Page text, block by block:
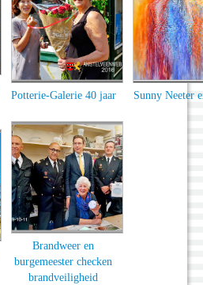
Potterie-Galerie 40 jaar Sunny Neeter
Brandweer en
burgemeester checken
brandveiligheid